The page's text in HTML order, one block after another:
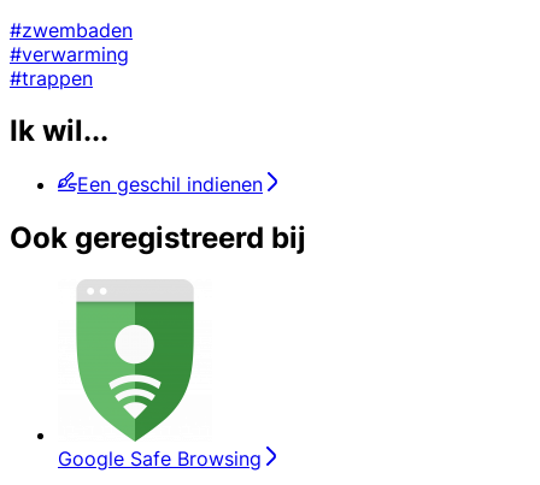
#zwembaden
#verwarming
#trappen
Ik wil...
Een geschil indienen
Ook geregistreerd bij
Google Safe Browsing